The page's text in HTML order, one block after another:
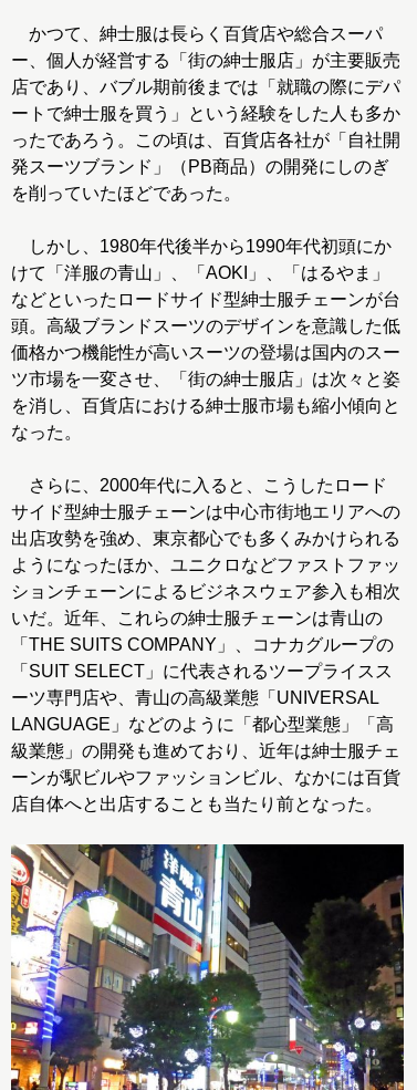
かつて、紳士服は長らく百貨店や総合スーパ
ー、個人が経営する「街の紳士服店」が主要販売
店であり、バブル期前後までは「就職の際にデパ
ートで紳士服を買う」という経験をした人も多か
ったであろう。この頃は、百貨店各社が「自社開
発スーツブランド」（PB商品）の開発にしのぎ
を削っていたほどであった。
しかし、1980年代後半から1990年代初頭にか
けて「洋服の青山」、「AOKI」、「はるやま」
などといったロードサイド型紳士服チェーンが台
頭。高級ブランドスーツのデザインを意識した低
価格かつ機能性が高いスーツの登場は国内のスー
ツ市場を一変させ、「街の紳士服店」は次々と姿
を消し、百貨店における紳士服市場も縮小傾向と
なった。
さらに、2000年代に入ると、こうしたロード
サイド型紳士服チェーンは中心市街地エリアへの
出店攻勢を強め、東京都心でも多くみかけられる
ようになったほか、ユニクロなどファストファッ
ションチェーンによるビジネスウェア参入も相次
いだ。近年、これらの紳士服チェーンは青山の
「THE SUITS COMPANY」、コナカグループの
「SUIT SELECT」に代表されるツープライスス
ーツ専門店や、青山の高級業態「UNIVERSAL
LANGUAGE」などのように「都心型業態」「高
級業態」の開発も進めており、近年は紳士服チェ
ーンが駅ビルやファッションビル、なかには百貨
店自体へと出店することも当たり前となった。